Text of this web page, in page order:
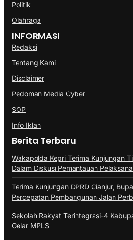
Politik
Olahraga
INFORMASI
Redaksi
Tentang Kami
Disclaimer
Pedoman Media Cyber
SOP
Info Iklan
Berita Terbaru
Wakapolda Kepri Terima Kunjungan
Dalam Diskusi Pemantauan
Terima Kunjungan DPRD Cianjur,
Percepatan Pembangunan Jalan
Sekolah Rakyat Terintegrasi-4
Gelar MPLS